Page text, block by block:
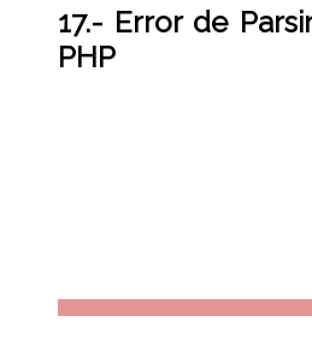
17.- Error de
PHP